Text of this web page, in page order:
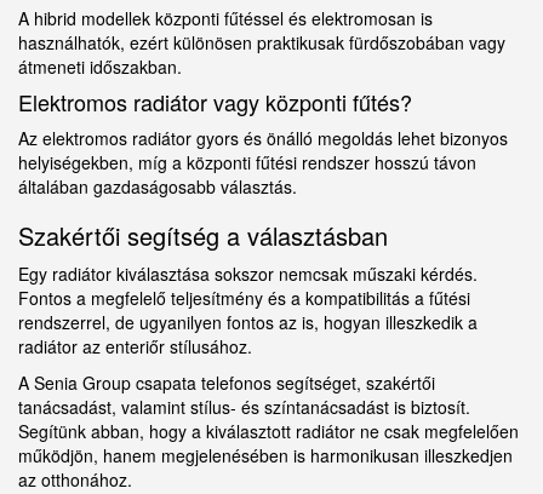
A hibrid modellek központi fűtéssel és elektromosan is
használhatók, ezért különösen praktikusak fürdőszobában vagy
átmeneti időszakban.
Elektromos radiátor vagy központi fűtés?
Az elektromos radiátor gyors és önálló megoldás lehet bizonyos
helyiségekben, míg a központi fűtési rendszer hosszú távon
általában gazdaságosabb választás.
Szakértői segítség a választásban
Egy radiátor kiválasztása sokszor nemcsak műszaki kérdés.
Fontos a megfelelő teljesítmény és a kompatibilitás a fűtési
rendszerrel, de ugyanilyen fontos az is, hogyan illeszkedik a
radiátor az enteriőr stílusához.
A Senia Group csapata telefonos segítséget, szakértői
tanácsadást, valamint stílus- és színtanácsadást is biztosít.
Segítünk abban, hogy a kiválasztott radiátor ne csak megfelelően
működjön, hanem megjelenésében is harmonikusan illeszkedjen
az otthonához.